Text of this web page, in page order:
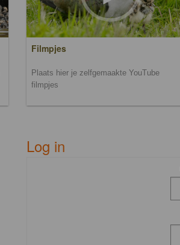
Filmpjes
Plaats hier je zelfgemaakte YouTube
filmpjes
Log in